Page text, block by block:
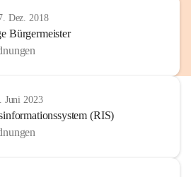
Dez. 2018
Bürgermeister
Juni 2023
(RIS)